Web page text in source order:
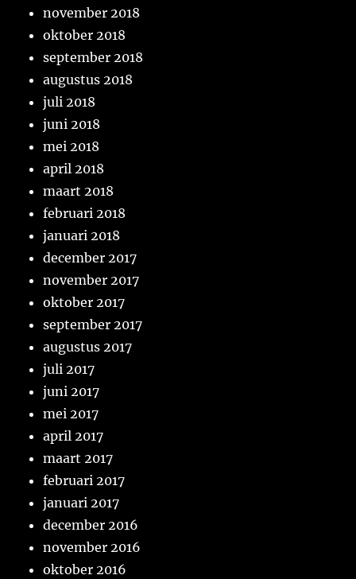
november 2018
oktober 2018
september 2018
augustus 2018
juli 2018
juni 2018
mei 2018
april 2018
maart 2018
februari 2018
januari 2018
december 2017
november 2017
oktober 2017
september 2017
augustus 2017
juli 2017
juni 2017
mei 2017
april 2017
maart 2017
februari 2017
januari 2017
december 2016
november 2016
oktober 2016